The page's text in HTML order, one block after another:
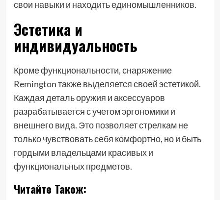
свои навыки и находить единомышленников.
Эстетика и
индивидуальность
Кроме функциональности, снаряжение
Remington также выделяется своей эстетикой.
Каждая деталь оружия и аксессуаров
разрабатывается с учетом эргономики и
внешнего вида. Это позволяет стрелкам не
только чувствовать себя комфортно, но и быть
гордыми владельцами красивых и
функциональных предметов.
Читайте Також: